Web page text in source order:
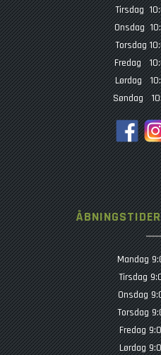
Tirsdag
Onsdag
Torsdag
Fredag
Lørdag
Søndag
Mandag
Tirsdag
Onsdag
Torsdag
Fredag
Lørdag